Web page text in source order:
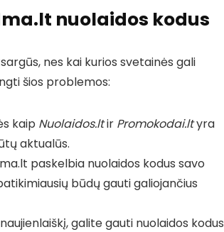
nuolaidos kodus
nes kai kurios svetainės gali
šios problemos:
kaip Nuolaidos.ltir Promokodai.ltyra
aktualūs.
paskelbia nuolaidos kodus savo
būdų gauti galiojančius
galite gauti nuolaidos kodus